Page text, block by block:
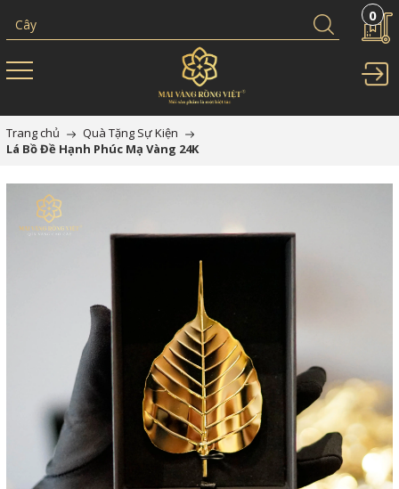
0
Trang chủ
Quà Tặng Sự Kiện
Lá Bồ Đề Hạnh Phúc Mạ Vàng 24K